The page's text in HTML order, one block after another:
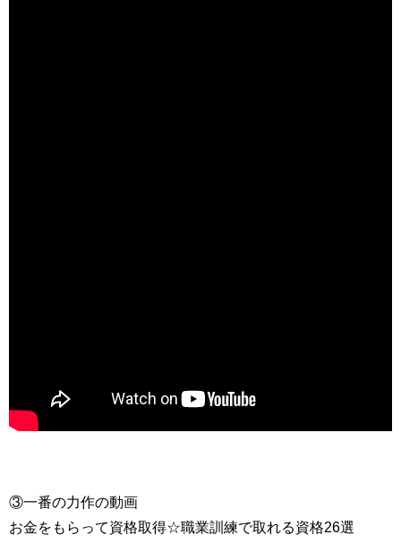
③一番の力作の動画
お金をもらって資格取得☆職業訓練で取れる資格26選